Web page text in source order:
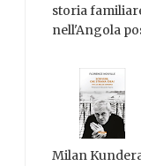
storia
nell'Angola
Milan